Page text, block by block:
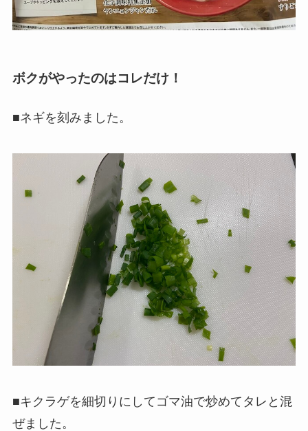
ボクがやったのはコレだけ！
■ネギを刻みました。
■キクラゲを細切りにしてゴマ油で炒めてタレと混
ぜました。